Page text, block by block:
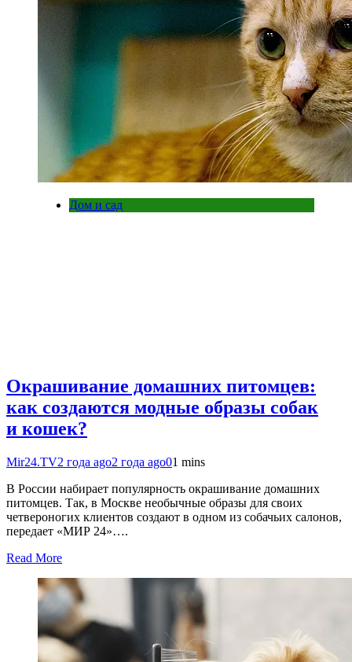
Дом и сад
Окрашивание домашних питомцев:
как создаются модные образы собак
и кошек?
Mir24.TV2 года ago2 года ago01 mins
В России набирает популярность окрашивание домашних
питомцев. Так, в Москве необычные образы для своих
четвероногих клиентов создают в одном из собачьих салонов,
передает «МИР 24»….
Read More